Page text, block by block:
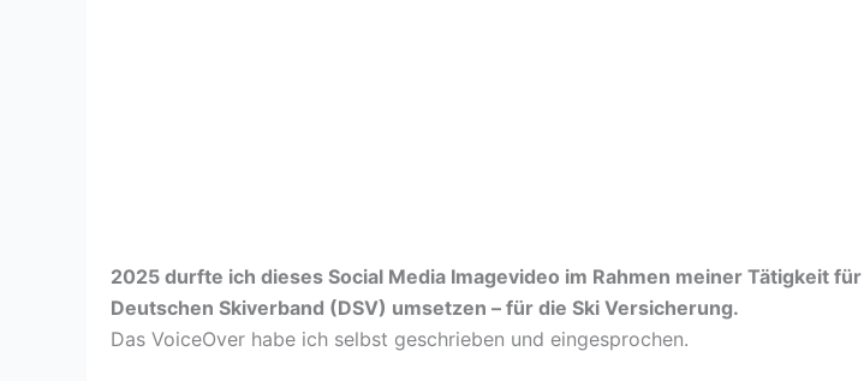
2025 durfte ich dieses Social Media Imagevideo im Rahmen meiner Tätigkeit
Deutschen Skiverband (DSV) umsetzen – für die Ski Versicherung.
Das VoiceOver habe ich selbst geschrieben und eingesprochen.